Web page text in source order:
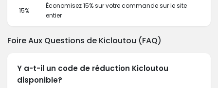
15%
Économisez 15% sur votre commande sur le site
entier
Foire Aux Questions de Kicloutou (FAQ)
Y a-t-il un code de réduction Kicloutou
disponible?